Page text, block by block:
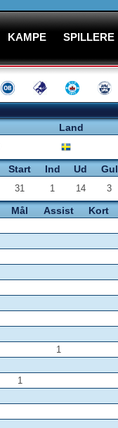
KAMPE SPILLERE
Land
Start Ind Ud Gul
31 1 14 3
Mål Assist Kort
1
1